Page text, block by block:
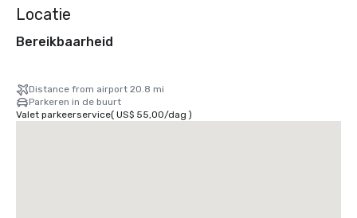
Locatie
Bereikbaarheid
Distance from airport 20.8 mi
Parkeren in de buurt
Valet parkeerservice( US$ 55,00/dag )